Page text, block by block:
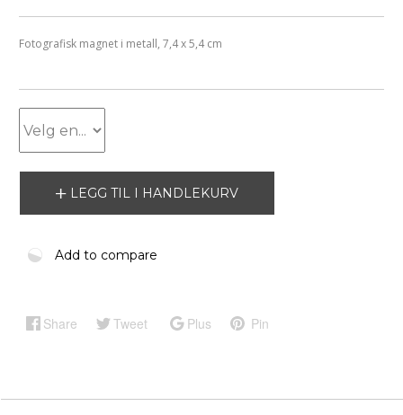
Fotografisk magnet i metall, 7,4 x 5,4 cm
LEGG TIL I HANDLEKURV
Add to compare
Share Tweet Plus Pin